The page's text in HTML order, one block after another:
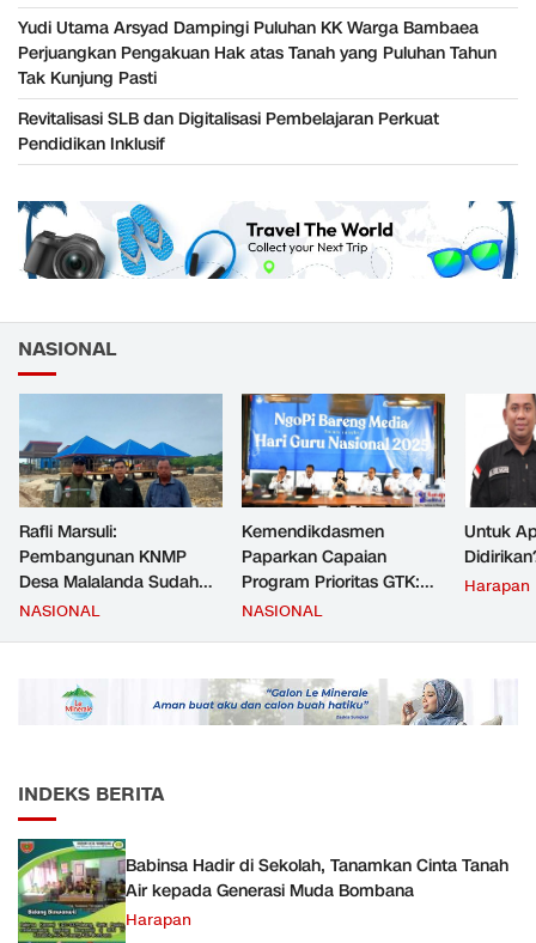
Yudi Utama Arsyad Dampingi Puluhan KK Warga Bambaea
Perjuangkan Pengakuan Hak atas Tanah yang Puluhan Tahun
Tak Kunjung Pasti
Revitalisasi SLB dan Digitalisasi Pembelajaran Perkuat
Pendidikan Inklusif
NASIONAL
Rafli Marsuli:
Pembangunan KNMP
Desa Malalanda Sudah
Mencapai 69 Persen dan
JMD dan JMF
NASIONAL
Kemendikdasmen
Paparkan Capaian
Program Prioritas GTK:
Kompetensi Meningkat,
NASIONAL
Untuk
Harapan
INDEKS BERITA
Babinsa Hadir di Sekolah, Tanamkan Cinta Tanah
Air kepada Generasi Muda Bombana
Harapan